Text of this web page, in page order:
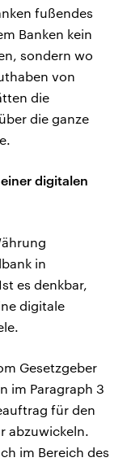
fußendes
Banken kein
sondern wo
von
die
die ganze
digitalen
in
es denkbar,
digitale
Gesetzgeber
im Paragraph 3
für den
abzuwickeln.
im Bereich des